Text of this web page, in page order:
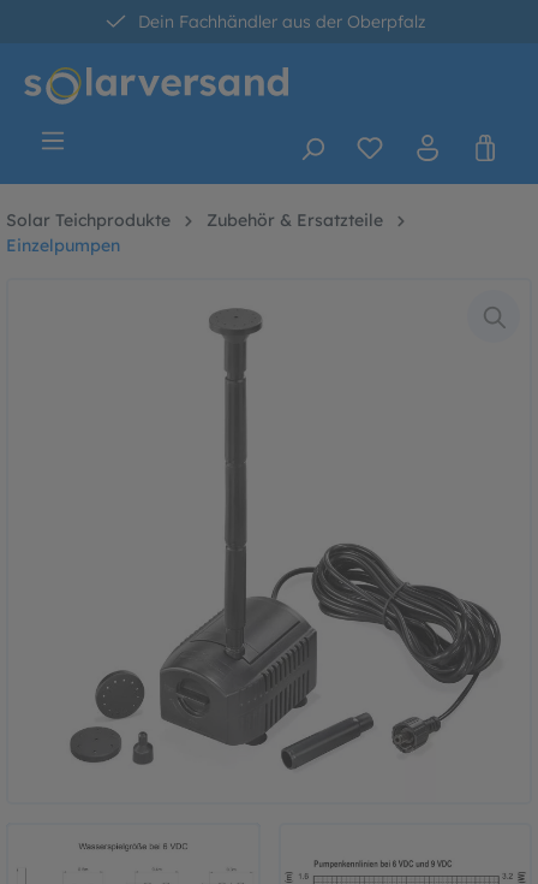
springen
Dein Fachhändler aus der Oberpfalz
30 Tage kostenlose Retoure
Solar Teichprodukte
Zubehör & Ersatzteile
Einzelpumpen